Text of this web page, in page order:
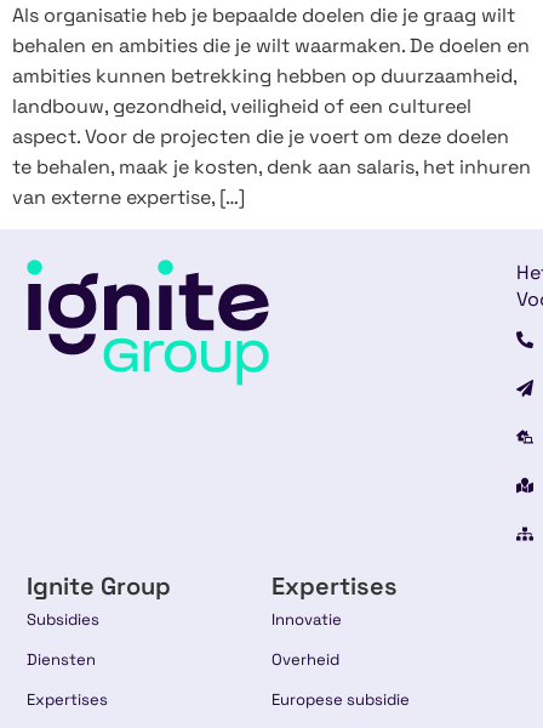
Als organisatie heb je bepaalde doelen die je graag wilt
behalen en ambities die je wilt waarmaken. De doelen en
ambities kunnen betrekking hebben op duurzaamheid,
landbouw, gezondheid, veiligheid of een cultureel
aspect. Voor de projecten die je voert om deze doelen
te behalen, maak je kosten, denk aan salaris, het inhuren
van externe expertise, […]
Ignite Group
Subsidies
Diensten
Expertises
Expertises
Innovatie
Overheid
Europese subsidie